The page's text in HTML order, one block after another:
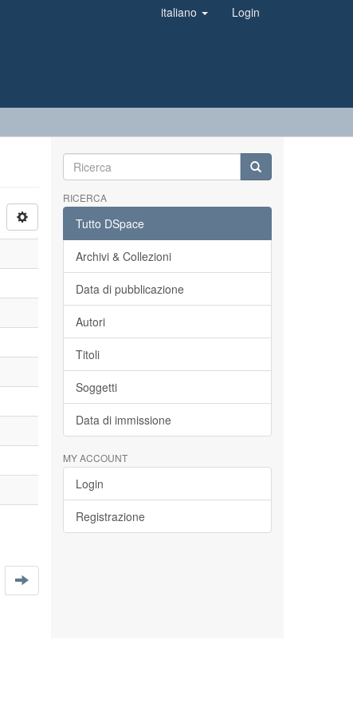
italiano Login
RICERCA
Tutto DSpace
Archivi & Collezioni
Data di pubblicazione
Autori
Titoli
Soggetti
Data di immissione
MY ACCOUNT
Login
Registrazione